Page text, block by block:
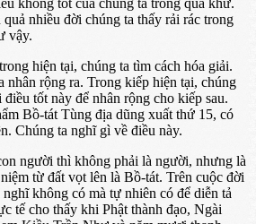
không tốt của chúng ta trong quá khứ.
nhiều đời chúng ta thấy rải rác trong
vậy.
hiện tại, chúng ta tìm cách hóa giải.
rộng ra. Trong kiếp hiện tại, chúng
tốt này để nhân rộng cho kiếp sau.
Bồ-tát Tùng địa dũng xuất thứ 15, có
Chúng ta nghĩ gì về điều này.
người thì không phải là người, nhưng là
từ đất vọt lên là Bồ-tát. Trên cuộc đời
không có mà tự nhiên có để diễn tả
tế cho thấy khi Phật thành đạo, Ngài